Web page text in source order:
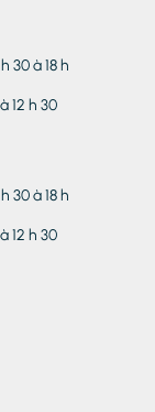
30 à 18 h
12 h 30
30 à 18 h
12 h 30